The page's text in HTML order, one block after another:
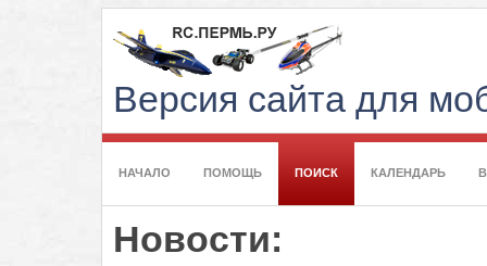
Версия сайта для
НАЧАЛО ПОМОЩЬ ПОИСК КАЛЕНДАРЬ
Новости: